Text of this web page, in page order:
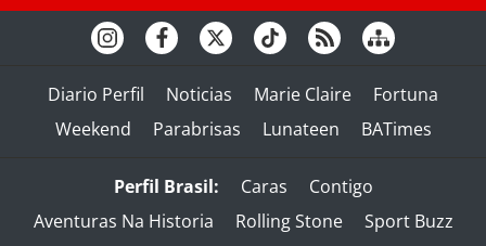
Diario Perfil Noticias Marie Claire
Fortuna
Weekend
Parabrisas Lunateen BATimes
Perfil Brasil: Caras
Contigo
Aventuras Na Historia
Rolling Stone
Sport Buzz